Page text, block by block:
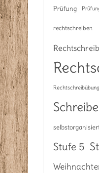
Prüfung
rechtschreiben
Rechtschreibübung
Stufe 5